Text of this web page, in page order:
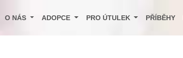
O NÁS ADOPCE PRO ÚTULEK PŘÍBĚHY